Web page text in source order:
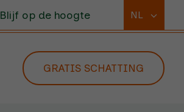
Blijf op de hoogte NL
GRATIS SCHATTING